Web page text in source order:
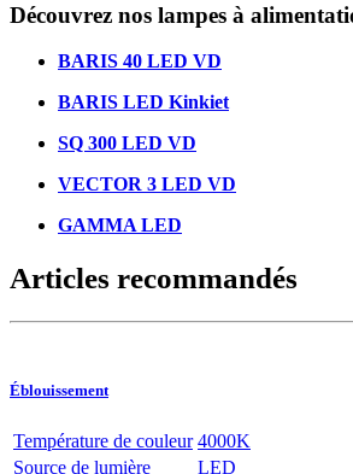
Découvrez nos lampes à
BARIS 40 LED VD
BARIS LED Kinkiet
SQ 300 LED VD
VECTOR 3 LED VD
GAMMA LED
Articles recommandés
Éblouissement
Température de couleur 4000K
Source de lumière
LED